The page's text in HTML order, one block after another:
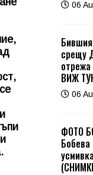
06
срещу
ВИЖ
06
ФОТО